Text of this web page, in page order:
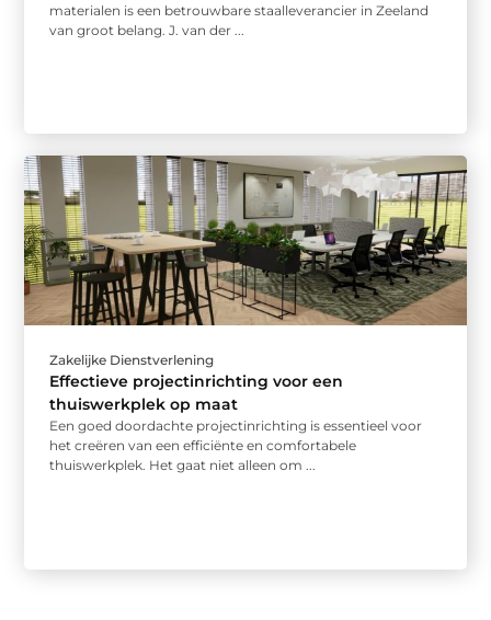
materialen is een betrouwbare staalleverancier in Zeeland
van groot belang. J. van der ...
Zakelijke Dienstverlening
Effectieve projectinrichting voor een
thuiswerkplek op maat
Een goed doordachte projectinrichting is essentieel voor
het creëren van een efficiënte en comfortabele
thuiswerkplek. Het gaat niet alleen om ...